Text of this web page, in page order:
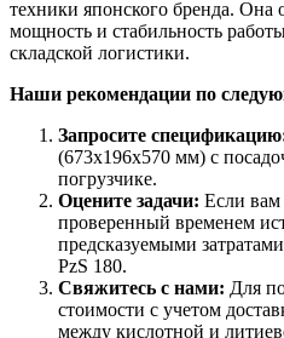
техники японского бренда. Она
мощность и стабильность
складской логистики.
Наши рекомендации по
Запросите
(673x196x570 мм) с
погрузчике.
Оцените задачи: Если
проверенный временем
предсказуемыми
PzS 180.
Свяжитесь с нами: Для
стоимости с учетом
между кислотной и